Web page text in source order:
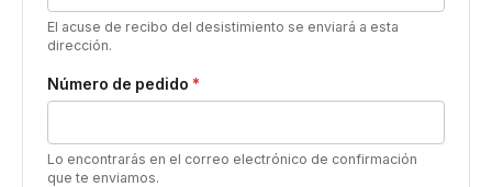
El acuse de recibo del desistimiento se enviará a esta
dirección.
Número de pedido *
Lo encontrarás en el correo electrónico de confirmación
que te enviamos.